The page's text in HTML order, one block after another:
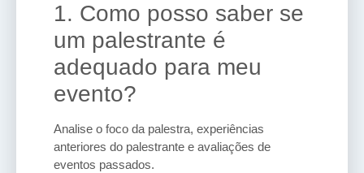
1. Como posso saber se
um palestrante é
adequado para meu
evento?
Analise o foco da palestra, experiências
anteriores do palestrante e avaliações de
eventos passados.